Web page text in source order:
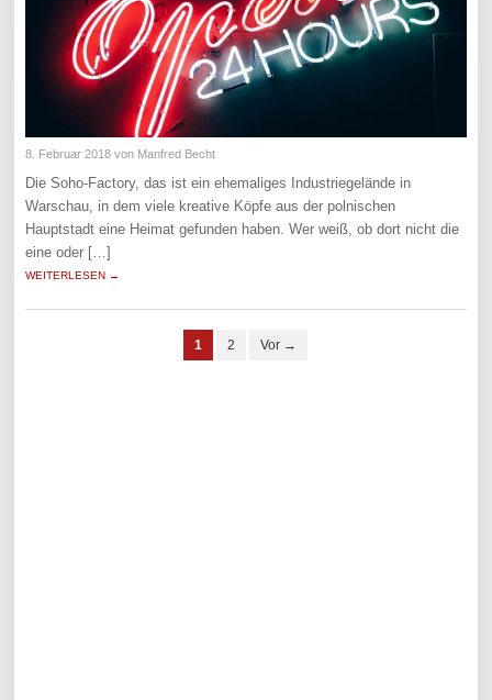
8. Februar 2018 von Manfred Becht
Die Soho-Factory, das ist ein ehemaliges Industriegelände in
Warschau, in dem viele kreative Köpfe aus der polnischen
Hauptstadt eine Heimat gefunden haben. Wer weiß, ob dort nicht die
eine oder […]
WEITERLESEN →
1 2 Vor →